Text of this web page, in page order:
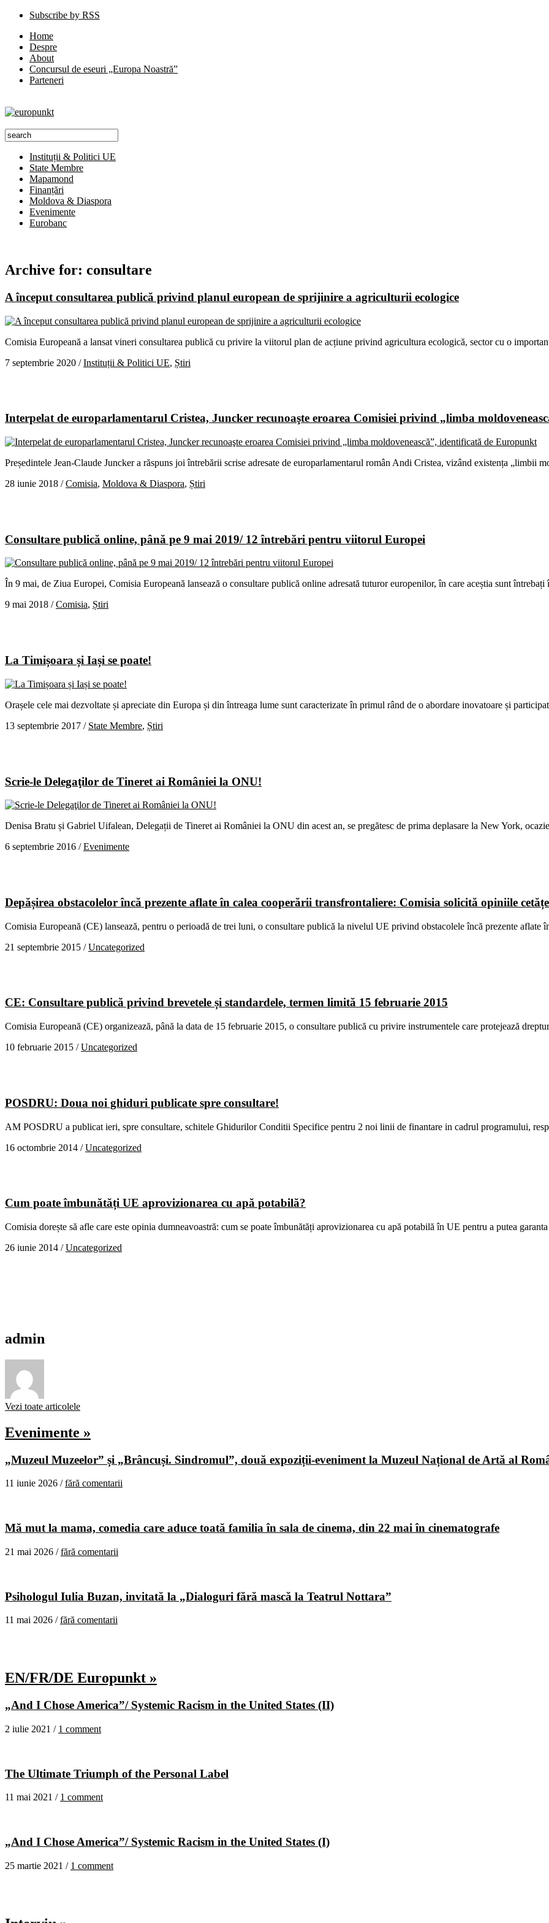
Subscribe by RSS
Home
Despre
About
Concursul de eseuri „Europa Noastră”
Parteneri
Instituții & Politici UE
State Membre
Mapamond
Finanțări
Moldova & Diaspora
Evenimente
Eurobanc
Archive for: consultare
A început consultarea publică privind planul european de sprijinire a agriculturii ecologice
Comisia Europeană a lansat vineri consultarea publică cu privire la viitorul plan de acțiune privind agricultura ecologică, sector cu o
7 septembrie 2020 /Instituții & Politici UE, Știri
Interpelat de europarlamentarul Cristea, Juncker recunoaşte eroarea Comisiei privind „limba
Președintele Jean-Claude Juncker a răspuns joi întrebării scrise adresate de europarlamentarul român Andi Cristea, vizând existența
28 iunie 2018 /Comisia, Moldova & Diaspora, Știri
Consultare publică online, până pe 9 mai 2019/ 12 întrebări pentru viitorul Europei
În 9 mai, de Ziua Europei, Comisia Europeană lansează o consultare publică online adresată tuturor europenilor, în care aceștia sunt
9 mai 2018 /Comisia, Știri
La Timișoara și Iași se poate!
Orașele cele mai dezvoltate și apreciate din Europa și din întreaga lume sunt caracterizate în primul rând de o abordare inovatoare și
13 septembrie 2017 / State Membre, Știri
Scrie-le Delegaţilor de Tineret ai României la ONU!
Denisa Bratu și Gabriel Uifalean, Delegații de Tineret ai României la ONU din acest an, se pregătesc de prima deplasare la New York,
6 septembrie 2016 /Evenimente
Depășirea obstacolelor încă prezente aflate în calea cooperării transfrontaliere: Comisia solicită opiniile
Comisia Europeană (CE) lansează, pentru o perioadă de trei luni, o consultare publică la nivelul UE privind obstacolele încă prezente
21 septembrie 2015 /Uncategorized
CE: Consultare publică privind brevetele și standardele, termen limită 15 februarie 2015
Comisia Europeană (CE) organizează, până la data de 15 februarie 2015, o consultare publică cu privire instrumentele care protejează
10 februarie 2015 /Uncategorized
POSDRU: Doua noi ghiduri publicate spre consultare!
AM POSDRU a publicat ieri, spre consultare, schitele Ghidurilor Conditii Specifice pentru 2 noi linii de finantare in cadrul programului,
16 octombrie 2014 /Uncategorized
Cum poate îmbunătăți UE aprovizionarea cu apă potabilă?
Comisia dorește să afle care este opinia dumneavoastră: cum se poate îmbunătăți aprovizionarea cu apă potabilă în UE pentru a putea
26 iunie 2014 /Uncategorized
admin
Vezi toate articolele
Evenimente »
„Muzeul Muzeelor” și „Brâncuși. Sindromul”, două expoziții-eveniment la Muzeul Național de Artă al
11 iunie 2026 /fără comentarii
Mă mut la mama, comedia care aduce toată familia în sala de cinema, din 22 mai în cinematografe
21 mai 2026 /fără comentarii
Psihologul Iulia Buzan, invitată la „Dialoguri fără mască la Teatrul Nottara”
11 mai 2026 /fără comentarii
EN/FR/DE Europunkt »
„And I Chose America”/ Systemic Racism in the United States (II)
2 iulie 2021 / 1 comment
The Ultimate Triumph of the Personal Label
11 mai 2021 / 1 comment
„And I Chose America”/ Systemic Racism in the United States (I)
25 martie 2021 / 1 comment